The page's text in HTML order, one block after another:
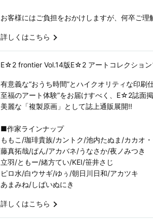
お客様にはご負担をおかけしますが、何卒ご理
詳しくはこちら
E☆2 frontier Vol.14版E☆2 アートコレクショ
有意義な“おうち時間”とハイクオリティな印刷
至福のアート体験”をお届けすべく、E☆2誌面
美麗な「複製原画」として誌上通販展開!!
■作家ラインナップ
ももこ/珈琲貴族/カントク/池内たぬま/カカオ
藤真拓哉/ぱん/アカバネ/うなさか/夜ノみつき
立羽/ともー/緒方てい/KEI/笹井さじ
ピロ水/白ウサギ/ゆぅ/朝日川日和/アカツキ
あまみね/しばいぬにき
詳しくはこちら